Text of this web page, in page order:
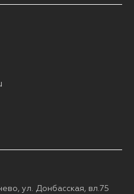
ул. Донбасская, вл.75